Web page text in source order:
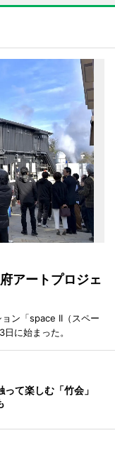
アートプロジェ
ン「space II（スペー
に始まった。
って楽しむ「竹会」